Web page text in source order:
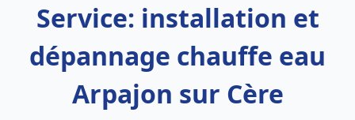
Service: installation et
dépannage chauffe eau
Arpajon sur Cère